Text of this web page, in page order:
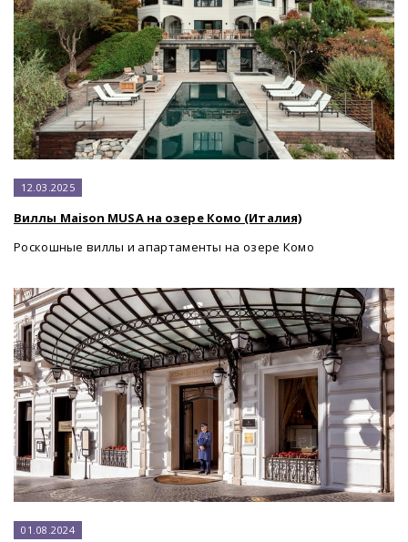
12.03.2025
Виллы Maison MUSA на озере Комо (Италия)
Роскошные виллы и апартаменты на озере Комо
01.08.2024